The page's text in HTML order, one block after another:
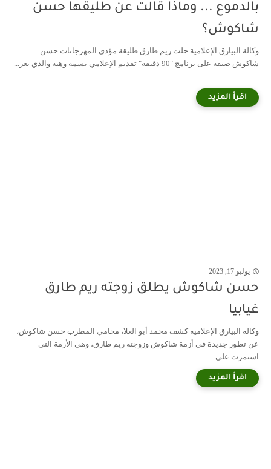
بالدموع ... وماذا قالت عن طليقها حسن
شاكوش؟
وكالة البيارق الإعلامية حلت ريم طارق طليقة مؤدي المهرجانات حسن
شاكوش ضيفة على برنامج "90 دقيقة" تقديم الإعلامي بسمة وهبة والذي يعر...
يوليو 17, 2023
حسن شاكوش يطلق زوجته ريم طارق
غيابيا
وكالة البيارق الإعلامية كشف محمد أبو العلا، محامي المطرب حسن شاكوش،
عن تطور جديدة في أزمة شاكوش وزوجته ريم طارق، وهي الأزمة التي
استمرت على ...